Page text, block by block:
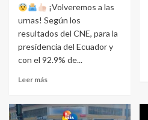
¡Volveremos a las
urnas! Según los
resultados del CNE, para la
presidencia del Ecuador y
con el 92.9% de...
Leer más